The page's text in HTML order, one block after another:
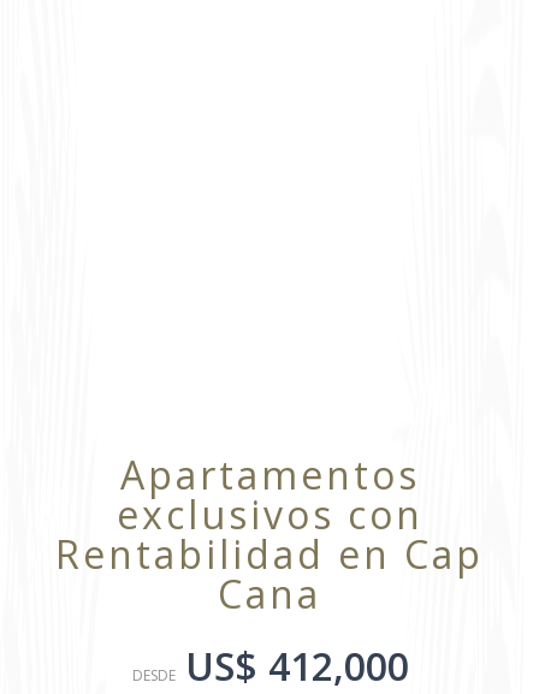
Apartamentos
exclusivos con
Rentabilidad en Cap
Cana
DESDE US$ 412,000